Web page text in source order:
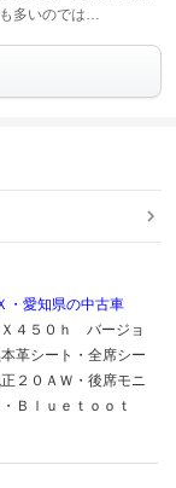
多いのでは…
・愛知県の中古車
４５０ｈ バージョ
革シート・全席シー
２０ＡＷ・後席モニ
Ｂｌｕｅｔｏｏｔ